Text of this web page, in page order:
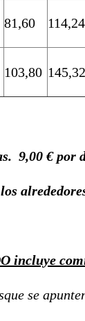
81,60 114,24
103,80 145,32
9,00 € por
incluye
se